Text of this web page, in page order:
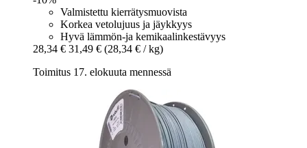
Valmistettu kierrätysmuovista
Korkea vetolujuus ja jäykkyys
Hyvä lämmön-ja kemikaalinkestävyys
28,34 € 31,49 € (28,34 € / kg)
Toimitus 17. elokuuta mennessä